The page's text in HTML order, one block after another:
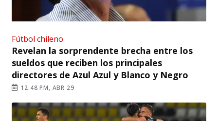
Fútbol chileno
Revelan la sorprendente brecha entre los
sueldos que reciben los principales
directores de Azul Azul y Blanco y Negro
12:48 PM, ABR 29